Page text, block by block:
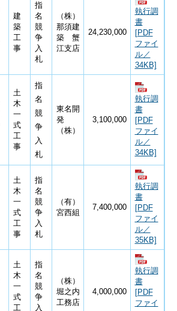
建
築
工
事
指
名
競
争
入
札
（株）
那須建
築 蟹
江支店
24,230,000
執行調
書
[PDF
ファイ
ル／
34KB]
土
木
一
式
工
事
指
名
競
争
入
札
東名開
発
（株）
3,100,000
執行調
書
[PDF
ファイ
ル／
34KB]
土
木
一
式
工
事
指
名
競
争
入
札
（有）
宮西組
7,400,000
執行調
書
[PDF
ファイ
ル／
35KB]
土
木
一
式
工
指
名
競
争
入
（株）
堀之内
工務店
4,000,000
執行調
書
[PDF
ファイ